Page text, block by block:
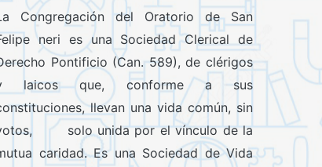
Congregación del Oratorio de San
neri es una Sociedad Clerical de
Pontificio (Can. 589), de clérigos
laicos que, conforme a sus
llevan una vida común, sin
solo unida por el vínculo de la
caridad. Es una Sociedad de Vida